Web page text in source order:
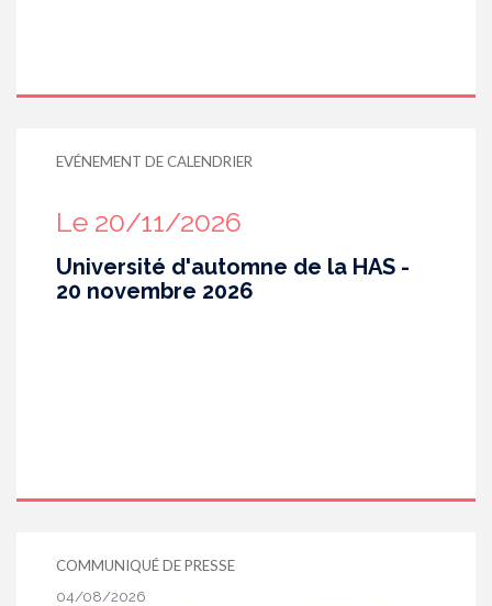
EVÉNEMENT DE CALENDRIER
Le 20/11/2026
Université d'automne de la HAS -
20 novembre 2026
COMMUNIQUÉ DE PRESSE
04/08/2026